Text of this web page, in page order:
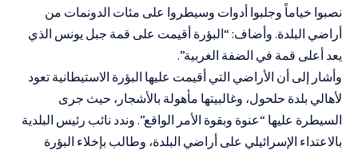
نصبوا خياماً وجلبوا أدوات وسيطروا على مئات الدونمات من
أراضي البلدة. وأضاف: “البؤرة أقيمت على قمة جبل يونس الذي
يعد أعلى قمة في الضفة الغربية”.
وأشار إلى أن الأراضي التي أقيمت عليها البؤرة الاستيطانية تعود
لأهالي بلدة حلحول، وغالبيتها مأهولة بالأشجار، حيث جرى
السيطرة عليها “عنوة وبقوة الأمر الواقع”. وندد نائب رئيس البلدية
بالاعتداء الإسرائيلي على أراضي البلدة، وطالب بإخلاء البؤرة